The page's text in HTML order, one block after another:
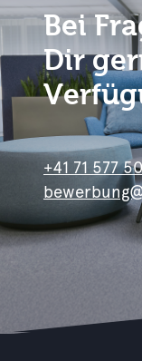
Bei
Dir
+41 71 577